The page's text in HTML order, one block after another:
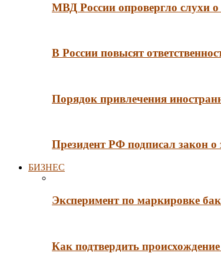
МВД России опровергло слухи
В России повысят
Порядок привлечения
Президент РФ подписал закон о
БИЗНЕС
Эксперимент по маркировке
Как подтвердить